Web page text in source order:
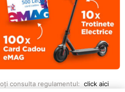
consulta regulamentul: click aici